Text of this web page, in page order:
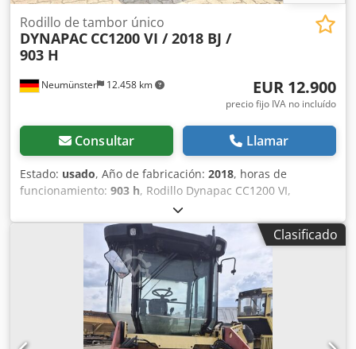
Neumünster 12.458 km
Rodillo de tambor único
DYNAPAC CC1200 VI / 2018 BJ /
903 H
EUR 12.900
precio fijo IVA no incluído
Consultar Llamar
Estado: usado, Año de fabricación: 2018, horas de
funcionamiento: 903 h, Rodillo Dynapac CC1200 VI,
fabricado en 2018, con solo 903 horas de uso: ----*
Fabricante: Dynapac * Modelo: CC1200 VI * Año de
fabricación: 2018 * Horas de funcionamiento registradas:
aproximadamente 903 * Peso en funcionamiento:
aproximadamente 2.550 kg * Ancho de trabajo: 1,2 metros
* Motor diésel Kubota * Sistema de riego por aspersión *
Buen estado * Video disponible bajo petición (WhatsApp a
Erik) * Precio: 12.900 euros, neto + 19% de IVA ----Para más
información, por favor, llame a: Cedpfszq Aitjx Afdjrf Erik
Clasificado